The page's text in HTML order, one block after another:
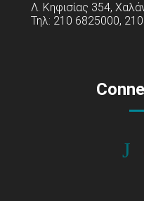
Λ. Κηφισίας 354,
Τηλ: 210 6825000,